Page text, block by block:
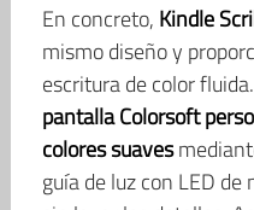
En concreto, Kindle
mismo diseño y
escritura de color
pantalla Colorsoft
colores suaves
guía de luz con LED